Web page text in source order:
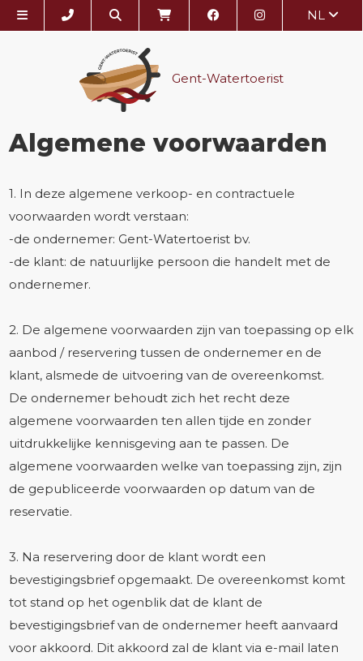
NL
Gent-Watertoerist
Algemene voorwaarden
1. In deze algemene verkoop- en contractuele
voorwaarden wordt verstaan:
-de ondernemer: Gent-Watertoerist bv.
-de klant: de natuurlijke persoon die handelt met de
ondernemer.
2. De algemene voorwaarden zijn van toepassing op elk
aanbod / reservering tussen de ondernemer en de
klant, alsmede de uitvoering van de overeenkomst.
De ondernemer behoudt zich het recht deze
algemene voorwaarden ten allen tijde en zonder
uitdrukkelijke kennisgeving aan te passen. De
algemene voorwaarden welke van toepassing zijn, zijn
de gepubliceerde voorwaarden op datum van de
reservatie.
3. Na reservering door de klant wordt een
bevestigingsbrief opgemaakt. De overeenkomst komt
tot stand op het ogenblik dat de klant de
bevestigingsbrief van de ondernemer heeft aanvaard
voor akkoord. Dit akkoord zal de klant via e-mail laten